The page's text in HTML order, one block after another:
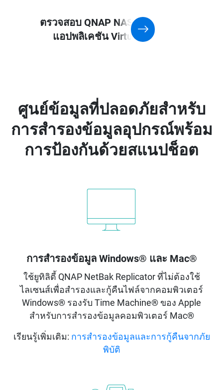
ตรวจสอบ QNAP NAS ที่รองรับ
แอปพลิเคชัน Virtualization
ศูนย์ข้อมูลที่ปลอดภัยสำหรับ
การสำรองข้อมูลอุปกรณ์พร้อม
การป้องกันด้วยสแนปช็อต
การสำรองข้อมูล Windows® และ Mac®
ใช้ยูทิลิตี้ QNAP NetBak Replicator ที่ไม่ต้องใช้
ไลเซนส์เพื่อสำรองและกู้คืนไฟล์จากคอมพิวเตอร์
Windows® รองรับ Time Machine® ของ Apple
สำหรับการสำรองข้อมูลคอมพิวเตอร์ Mac®
เรียนรู้เพิ่มเติม: การสำรองข้อมูลและการกู้คืนจากภัย
พิบัติ